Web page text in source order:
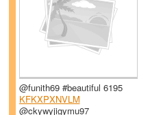
@funith69 #beautiful 6195
KFKXPXNVLM
@ckywyjigymu97